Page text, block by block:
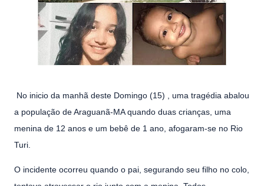
No inicio da manhã deste Domingo (15) , uma tragédia abalou
a população de Araguanã-MA quando duas crianças, uma
menina de 12 anos e um bebê de 1 ano, afogaram-se no Rio
Turi.
O incidente ocorreu quando o pai, segurando seu filho no colo,